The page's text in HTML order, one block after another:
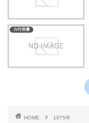
カ行俳優
HOME 1975年